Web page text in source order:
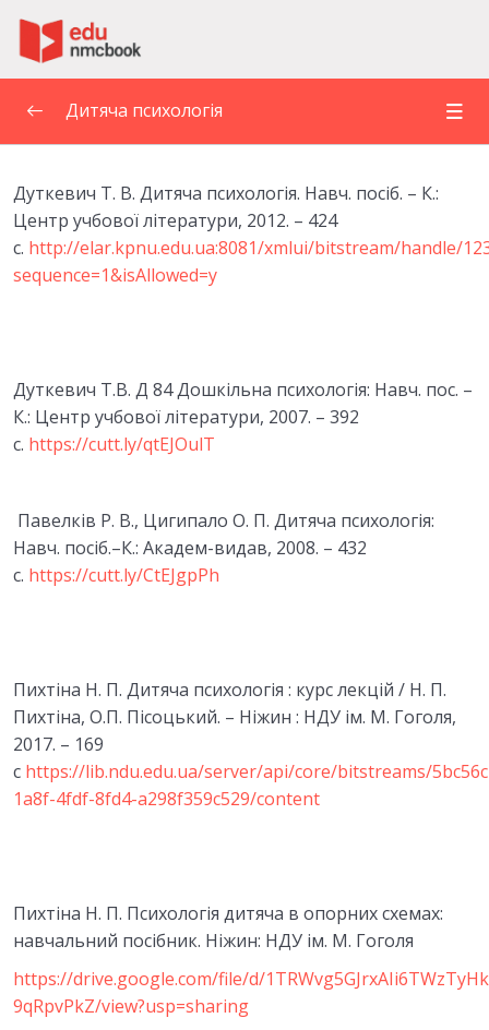
ОСОБЛИВОСТІ ПСИХІЧНОГО РОЗВИТКУ
ДИТИНИ. ПРЕДМЕТ І ЗАВДАННЯ ДИТЯЧОЇ
ПСИХОЛОГІЇ
0/6
2. ПРИНЦИПИ ТА МЕТОДИ ДИТЯЧОЇ
ФАКТОРИ ПСИХІЧНОГО РОЗВИТКУ
ТЕМА 4. ВІКОВА ПЕРІОДИЗАЦІЯ
Тести модуль 1 0/1
5. ПСИХОЛОГІЧНІ ОСОБЛИВОСТІ ДИТИНИ У
ФАЗІ НОВОНАРОДЖЕНОСТІ Й
РАННЬОГО ВІКУ
0/6
Відео: лекція «Психічний розвиток дитини
раннього віку»
Матеріали для самостійного вивчення
Практичні завдання до теми
Дитяча психологія
Дуткевич Т. В. Дитяча психологія. Навч. посіб. – К.:
Центр учбової літератури, 2012. – 424
с. http://elar.kpnu.edu.ua:8081/xmlui/bitstream/handle/
sequence=1&isAllowed=y
Дуткевич Т.В. Д 84 Дошкільна психологія: Навч. пос. –
К.: Центр учбової літератури, 2007. – 392
с. https://cutt.ly/qtEJOulT
Павелків Р. В., Цигипало О. П. Дитяча психологія:
Навч. посіб.–К.: Академ-видав, 2008. – 432
с. https://cutt.ly/CtEJgpPh
Пихтіна Н. П. Дитяча психологія : курс лекцій / Н. П.
Пихтіна, О.П. Пісоцький. – Ніжин : НДУ ім. М. Гоголя,
2017. – 169
с https://lib.ndu.edu.ua/server/api/core/bitstreams/
1a8f-4fdf-8fd4-a298f359c529/content
Пихтіна Н. П. Психологія дитяча в опорних схемах:
навчальний посібник. Ніжин: НДУ ім. М. Гоголя
https://drive.google.com/file/d/
9qRpvPkZ/view?usp=sharing